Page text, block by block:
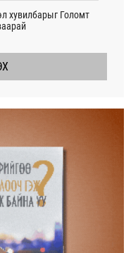
хувилбарыг Голомт